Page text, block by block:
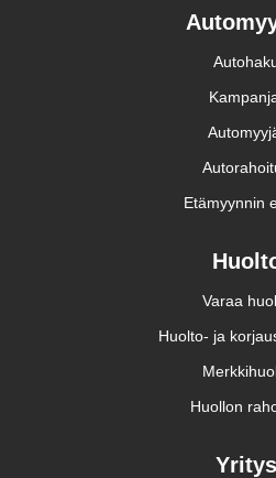
Etämyynnin
Varaa
Huolto- ja
Huollon
Yritys